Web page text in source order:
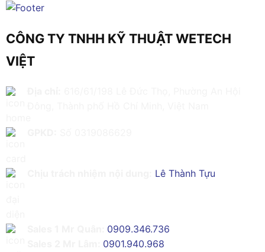
CÔNG TY TNHH KỸ THUẬT WETECH
VIỆT
Lê Thành Tựu
0909.346.736
0901.940.968